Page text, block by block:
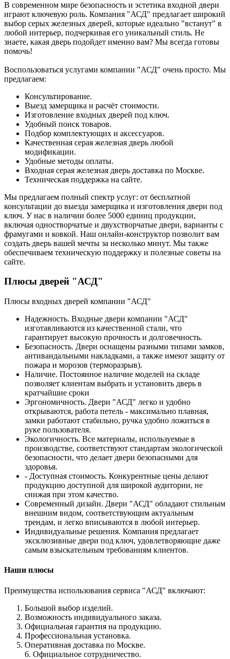
В современном мире безопасность и эстетика входной двери
играют ключевую роль. Компания "АСД" предлагает широкий
выбор серых железных дверей, которые идеально "встанут" в
любой интерьер, подчеркивая его уникальный стиль. Не
знаете, какая дверь подойдет именно вам? Мы всегда готовы
помочь!
Воспользоваться услугами компании "АСД" очень просто. Мы
предлагаем:
Консультирование.
Выезд замерщика и расчёт стоимости.
Изготовление входных дверей под ключ.
Удобный поиск товаров.
Подбор комплектующих и аксессуаров.
Качественная серая железная дверь любой
модификации.
Удобные методы оплаты.
Входная серая железная дверь доставка по Москве.
Техническая поддержка на сайте.
Мы предлагаем полный спектр услуг: от бесплатной
консультации до выезда замерщика и изготовления двери под
ключ. У нас в наличии более 5000 единиц продукции,
включая одностворчатые и двухстворчатые двери, варианты с
фрамугами и ковкой. Наш онлайн-конструктор позволит вам
создать дверь вашей мечты за несколько минут. Мы также
обеспечиваем техническую поддержку и полезные советы на
сайте.
Плюсы дверей "АСД"
Плюсы входных дверей компании "АСД"
Надежность. Входные двери компании "АСД"
изготавливаются из качественной стали, что
гарантирует высокую прочность и долговечность.
Безопасность. Двери оснащены разными типами замков,
антивандальными накладками, а также имеют защиту от
пожара и морозов (терморазрыв).
Наличие. Постоянное наличие моделей на складе
позволяет клиентам выбрать и установить дверь в
кратчайшие сроки
Эргономичность. Двери "АСД" легко и удобно
открываются, работа петель - максимально плавная,
замки работают стабильно, ручка удобно ложиться в
руке пользователя.
Экологичность. Все материалы, используемые в
производстве, соответствуют стандартам экологической
безопасности, что делает двери безопасными для
здоровья.
- Доступная стоимость. Конкурентные цены делают
продукцию доступной для широкой аудитории, не
снижая при этом качество.
Современный дизайн. Двери "АСД" обладают стильным
внешним видом, соответствующим актуальным
трендам, и легко вписываются в любой интерьер.
Индивидуальные решения. Компания предлагает
эксклюзивные двери под ключ, удовлетворяющие даже
самым взыскательным требованиям клиентов.
Наши плюсы
Преимущества использования сервиса "АСД" включают:
Большой выбор изделий.
Возможность индивидуального заказа.
Официальная гарантия на продукцию.
Профессиональная установка.
Оперативная доставка по Москве.
6. Официальное сотрудничество.